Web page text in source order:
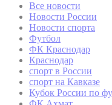
Все новости
Новости России
Новости спорта
Футбол
ФК Краснодар
Краснодар
спорт в России
спорт на Кавказе
Кубок России по